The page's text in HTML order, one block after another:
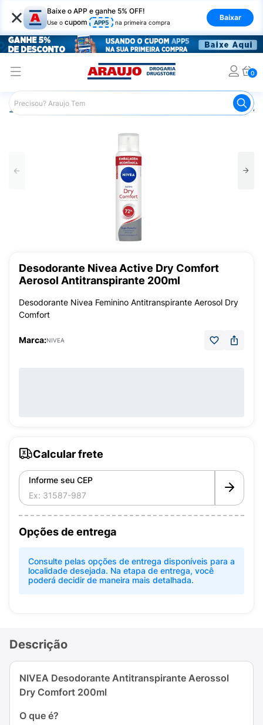
× Baixe o APP e ganhe 5% OFF!
Use o cupom APP5 na primeira compra
Baixar
0
Araujo Higiene Pessoal Desodorante
Desodorante Nivea Active Dry Comfort
Aerosol Antitranspirante 200ml
Desodorante Nivea Feminino Antitranspirante Aerosol Dry
Comfort
Marca:NIVEA
Calcular frete
Informe seu CEP
Opções de entrega
Consulte pelas opções de entrega disponíveis para a
localidade desejada. Na etapa de entrega, você
poderá decidir de maneira mais detalhada.
Descrição
NIVEA Desodorante Antitranspirante Aerossol
Dry Comfort 200ml
O que é?